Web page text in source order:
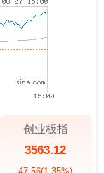
创业板指
3563.12